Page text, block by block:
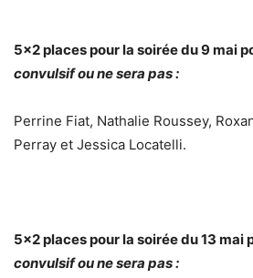
5×2 places pour la soirée du 9 mai
convulsif ou ne sera pas :
Perrine Fiat, Nathalie Roussey,
Perray et Jessica Locatelli.
5×2 places pour la soirée du 13 mai
convulsif ou ne sera pas :